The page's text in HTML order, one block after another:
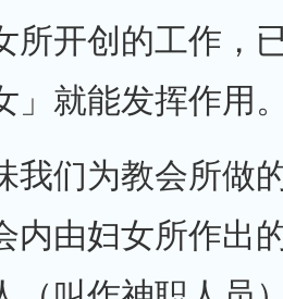
所开创的工作，
」就能发挥作用
我们为教会所做
内由妇女所作出